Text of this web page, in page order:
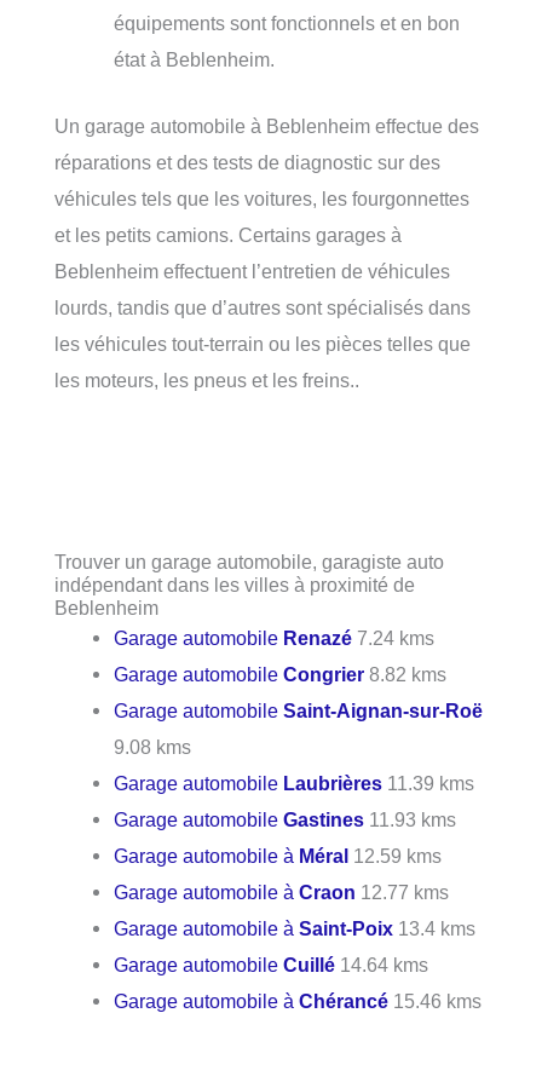
équipements sont fonctionnels et en bon
état à Beblenheim.
Un garage automobile à Beblenheim effectue des
réparations et des tests de diagnostic sur des
véhicules tels que les voitures, les fourgonnettes
et les petits camions. Certains garages à
Beblenheim effectuent l’entretien de véhicules
lourds, tandis que d’autres sont spécialisés dans
les véhicules tout-terrain ou les pièces telles que
les moteurs, les pneus et les freins..
Trouver un garage automobile, garagiste auto
indépendant dans les villes à proximité de
Beblenheim
Garage automobile Renazé 7.24 kms
Garage automobileCongrier 8.82 kms
Garage automobileSaint-Aignan-sur-Roë
9.08 kms
Garage automobile Laubrières 11.39 kms
Garage automobileGastines 11.93 kms
Garage automobile à Méral 12.59 kms
Garage automobile àCraon 12.77 kms
Garage automobile àSaint-Poix 13.4 kms
Garage automobileCuillé 14.64 kms
Garage automobile àChérancé 15.46 kms